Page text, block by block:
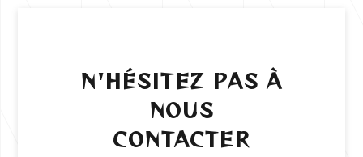
N'HÉSITEZ PAS À
NOUS
CONTACTER